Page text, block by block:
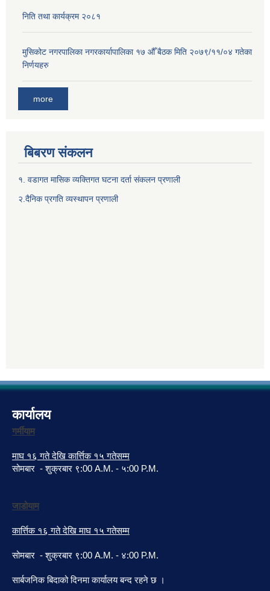
निति तथा कार्यक्रम २०८१
मुसिकोट नगरपालिका नगरकार्यापालिका १७ औँ बैठक मिति २०७९/११/०४ गतेका
निर्णयहरु
more
बिबरण संकलन
१. वडागत मासिक व्यक्तिगत घटना दर्ता संकलन प्रणाली
२.दैनिक प्रगति व्यस्थापन प्रणाली
कार्यालय
गर्मीयाम
माघ १६ गते देखि कार्त्तिक १५ गतेसम्म
सोमबार - शुक्रबार ९:00 A.M. - ५:00 P.M.
जाडोयाम
कार्त्तिक १६ गते देखि माघ १५ गतेसम्म
सोमबार - शुक्रबार ९:00 A.M. - ४:00 P.M.
सार्बजनिक बिदाको दिनमा कार्यालय बन्द रहने छ ।